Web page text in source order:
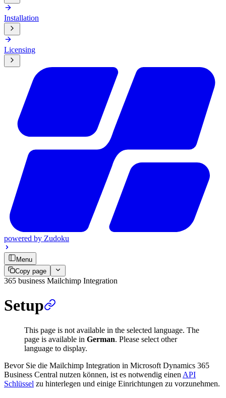
Installation
Licensing
powered by Zudoku
Menu
Copy page
365 business Mailchimp Integration
Setup
This page is not available in the selected language. The
page is available in German. Please select other
language to display.
Bevor Sie die Mailchimp Integration in Microsoft Dynamics 365
Business Central nutzen können, ist es notwendig einen API
Schlüssel zu hinterlegen und einige Einrichtungen zu vorzunehmen.